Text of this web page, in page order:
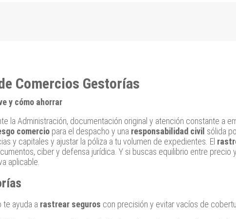
Comercios Gestorías
y cómo ahorrar
la Administración, documentación original y atención constante a
comercio para el despacho y una responsabilidad civil sólida
y capitales y ajustar la póliza a tu volumen de expedientes. El
ciber y defensa jurídica. Y si buscas equilibrio entre precio
aplicable.
te ayuda a rastrear seguros con precisión y evitar vacíos de